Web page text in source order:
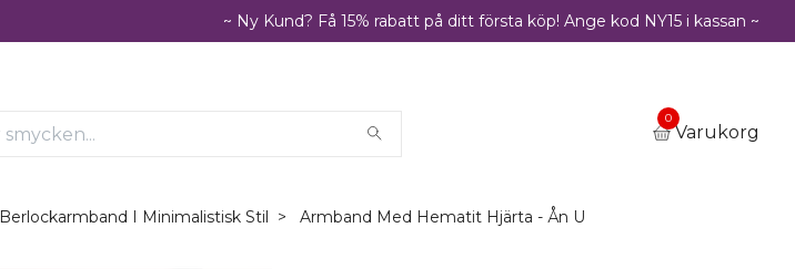
~ Ny Kund? Få 15% rabatt på ditt första köp! Ange kod NY15 i kassan ~
0
Varukorg
Berlockarmband I Minimalistisk Stil Armband Med Hematit Hjärta - Ån U